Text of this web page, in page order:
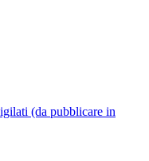
(da pubblicare in